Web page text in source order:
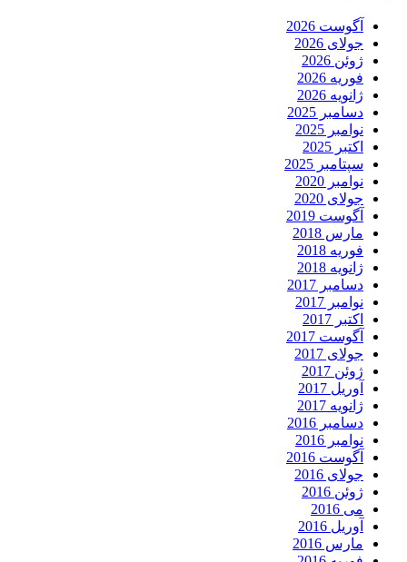
آگوست 2026
جولای 2026
ژوئن 2026
فوریه 2026
ژانویه 2026
دسامبر 2025
نوامبر 2025
اکتبر 2025
سپتامبر 2025
نوامبر 2020
جولای 2020
آگوست 2019
مارس 2018
فوریه 2018
ژانویه 2018
دسامبر 2017
نوامبر 2017
اکتبر 2017
آگوست 2017
جولای 2017
ژوئن 2017
آوریل 2017
ژانویه 2017
دسامبر 2016
نوامبر 2016
آگوست 2016
جولای 2016
ژوئن 2016
می 2016
آوریل 2016
مارس 2016